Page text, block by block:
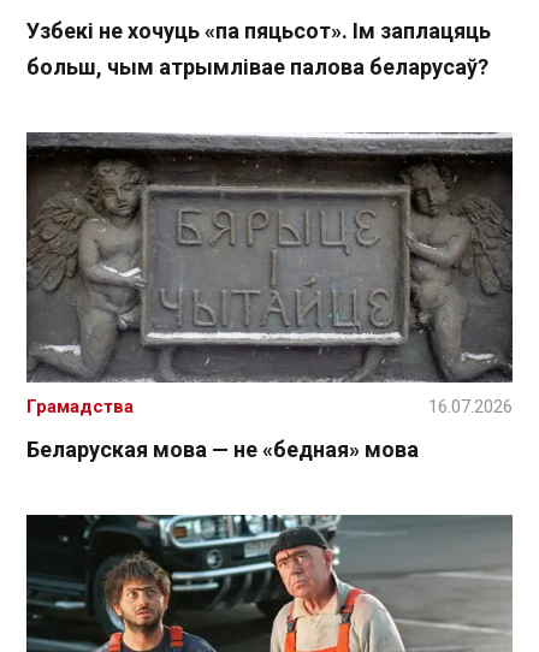
Узбекі не хочуць «па пяцьсот». Ім заплацяць
больш, чым атрымлівае палова беларусаў?
Беларуская мова — не «бедная» мова
Грамадства 16.07.2026